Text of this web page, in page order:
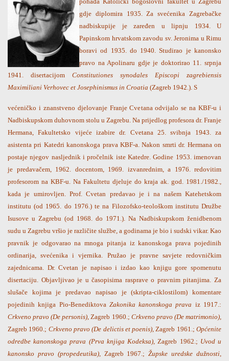
gdje diplomira 1935. Za svećenika Zagrebačke
nadbiskupije je zaređen u lipnju 1934. U
Papinskom hrvatskom zavodu sv. Jeronima u Rimu
boravi od 1935. do 1940. Studirao je kanonsko
pravo na Apolinaru gdje je doktorirao 11. srpnja
1941. disertacijom Constitutiones synodales Episcopi zagrebiensis
Maximiliani Verhovec et Josephinismus in Croatia (Zagreb 1942.). S
većeničko i znanstveno djelovanje Franje Cvetana odvijalo se na KBF-u i
Nadbiskupskom duhovnom stolu u Zagrebu. Na prijedlog profesora dr. Franje
Hermana, Fakultetsko vijeće izabire dr. Cvetana 25. svibnja 1943. za
asistenta pri Katedri kanonskoga prava KBF-a. Nakon smrti dr. Hermana on
postaje njegov nasljednik i pročelnik iste Katedre. Godine 1953. imenovan
je predavačem, 1962. docentom, 1969. izvanrednim, a 1976. redovitim
profesorom na KBF-u. Na Fakultetu djeluje do kraja ak. god. 1981./1982.,
kada je umirovljen. Prof. Cvetan predavao je i na našem Katehetskom
institutu (od 1965. do 1976.) te na Filozofsko-teološkom institutu Družbe
Isusove u Zagrebu (od 1968. do 1971.). Na Nadbiskupskom ženidbenom
sudu u Zagrebu vršio je različite službe, a godinama je bio i sudski vikar. Kao
pravnik je odgovarao na mnoga pitanja iz kanonskoga prava pojedinih
ordinarija, svećenika i vjernika. Pružao je pravne savjete redovničkim
zajednicama. Dr. Cvetan je napisao i izdao kao knjigu gore spomenutu
disertaciju. Objavljivao je u časopisima rasprave o pravnim pitanjima. Za
slušače kojima je predavao napisao je (skripta-ciklostilom) komentare
pojedinih knjiga Pio-Benediktova Zakonika kanonskoga prava iz 1917.:
Crkveno pravo (De personis) , Zagreb 1960.; Crkveno pravo (De matrimonio)
Zagreb 1960.; Crkveno pravo (De delictis et poenis) , Zagreb 1961.;Općenite
odredbe kanonskoga prava (Prva knjiga Kodeksa) , Zagreb 1962.; Uvod u
kanonsko pravo (propedeutika), Zagreb 1967.;Župske uredske dužnosti